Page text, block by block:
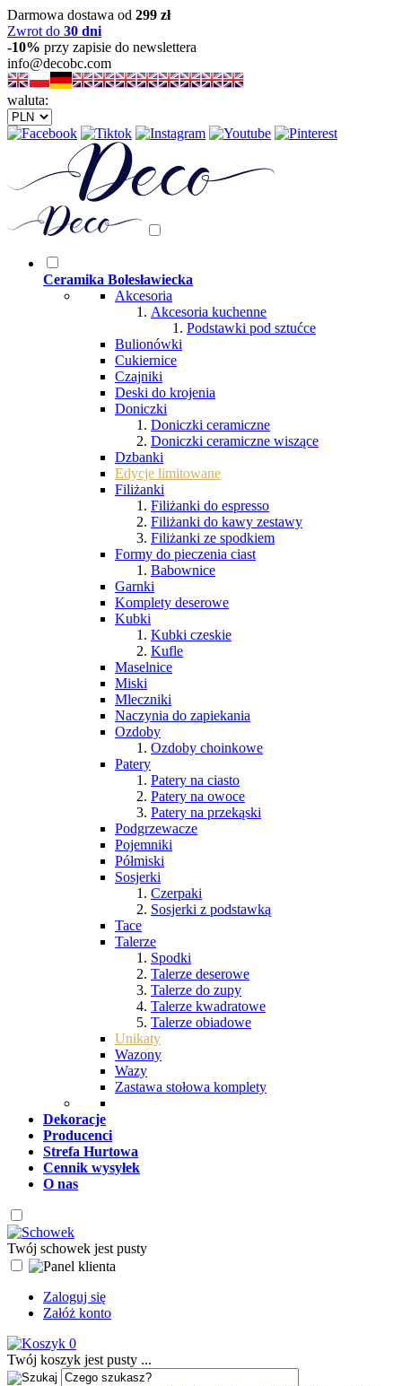
Darmowa dostawa od 299 zł
Zwrot do 30 dni
-10% przy zapisie do newslettera
info@decobc.com
waluta:
Ceramika Bolesławiecka
Akcesoria
Akcesoria kuchenne
Podstawki pod sztućce
Bulionówki
Cukiernice
Czajniki
Deski do krojenia
Doniczki
Doniczki ceramiczne
Doniczki ceramiczne wiszące
Dzbanki
Edycje limitowane
Filiżanki
Filiżanki do espresso
Filiżanki do kawy zestawy
Filiżanki ze spodkiem
Formy do pieczenia ciast
Babownice
Garnki
Komplety deserowe
Kubki
Kubki czeskie
Kufle
Maselnice
Miski
Mleczniki
Naczynia do zapiekania
Ozdoby
Ozdoby choinkowe
Patery
Patery na ciasto
Patery na owoce
Patery na przekąski
Podgrzewacze
Pojemniki
Półmiski
Sosjerki
Czerpaki
Sosjerki z podstawką
Tace
Talerze
Spodki
Talerze deserowe
Talerze do zupy
Talerze kwadratowe
Talerze obiadowe
Unikaty
Wazony
Wazy
Zastawa stołowa komplety
Dekoracje
Producenci
Strefa Hurtowa
Cennik wysyłek
O nas
Twój schowek jest pusty
Zaloguj się
Załóż konto
0
Twój koszyk jest pusty ...